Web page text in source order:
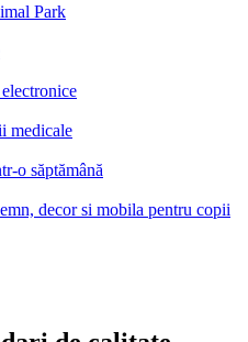
Park
medicale
o săptămână
decor si mobila pentru copii